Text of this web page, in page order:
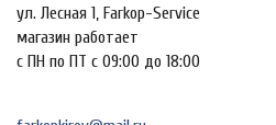
ул. Лесная 1, Farkop-Service
магазин работает
с ПН по ПТ с 09:00 до 18:00